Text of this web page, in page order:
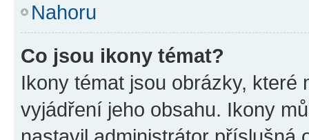
Nahoru
Co jsou ikony témat?
Ikony témat jsou obrázky,
vyjádření jeho obsahu. Ikony